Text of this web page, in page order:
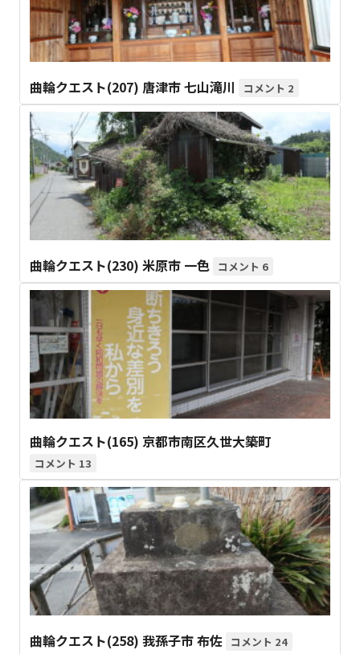
曲輪クエスト(207) 唐津市 七山滝川 2
曲輪クエスト(230) 米原市 一色 6
曲輪クエスト(165) 京都市南区久世大築町
13
曲輪クエスト(258) 我孫子市 布佐 24